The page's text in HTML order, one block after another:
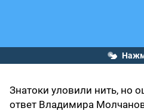
Знатоки уловили нить, но
ответ Владимира